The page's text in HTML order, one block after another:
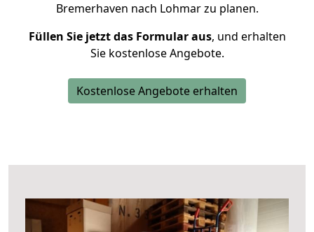
Bremerhaven nach Lohmar zu planen.
Füllen Sie jetzt das Formular aus, und erhalten
Sie kostenlose Angebote.
Kostenlose Angebote erhalten